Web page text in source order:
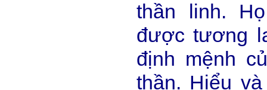
thần linh.
được tương
định mệnh
thần. Hiểu